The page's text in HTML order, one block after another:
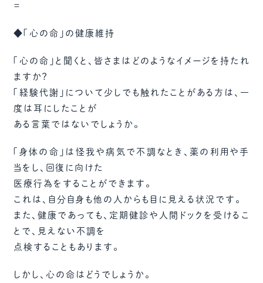
＝
◆「心の命」の健康維持
「心の命」と聞くと、皆さまはどのようなイメージを持たれ
ますか？
「経験代謝」について少しでも触れたことがある方は、一
度は耳にしたことが
ある言葉ではないでしょうか。
「身体の命」は怪我や病気で不調なとき、薬の利用や手
当をし、回復に向けた
医療行為をすることができます。
これは、自分自身も他の人からも目に見える状況です。
また、健康であっても、定期健診や人間ドックを受けるこ
とで、見えない不調を
点検することもあります。
しかし、心の命はどうでしょうか。